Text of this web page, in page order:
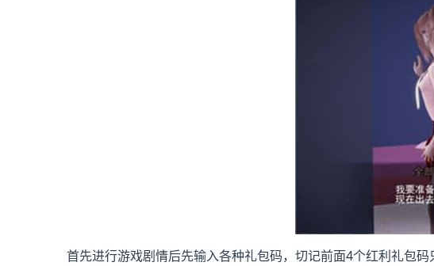
首先进行游戏剧情后先输入各种礼包码，切记前面4个红利礼包